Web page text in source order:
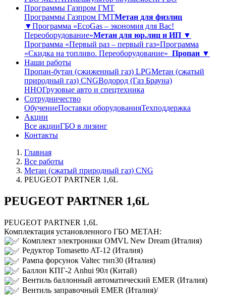
Программы Газпром ГМТ
Программы Газпром ГМТМетан для физлиц
▼Программа «EcoGas – экономия для Вас!
Переоборудование»Метан для юр.лиц и ИП ▼
Программа «Первый раз – первый газ»Программа
«Скидка на топливо. Переоборудование» Пропан ▼
Наши работы
Пропан-бутан (сжиженный газ) LPGМетан (сжатый
природный газ) CNGВодород (Газ Брауна)
ННОГрузовые авто и спецтехника
Сотрудничество
ОбучениеПоставки оборудованияТехподдержка
Акции
Все акцииГБО в лизинг
Контакты
Главная
Все работы
Метан (сжатый природный газ) CNG
PEUGEOT PARTNER 1,6L
PEUGEOT PARTNER 1,6L
PEUGEOT PARTNER 1,6L
Комплектация установленного ГБО МЕТАН:
Комплект электроники OMVL New Dream (Италия)
Редуктор Tomasetto AT-12 (Италия)
Рампа форсунок Valtec тип30 (Италия)
Баллон КПГ-2 Anhui 90л (Китай)
Вентиль баллонный автоматический EMER (Италия)
Вентиль заправочный EMER (Италия)/